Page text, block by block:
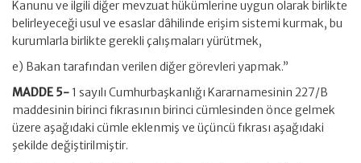
Kanunu ve ilgili diğer mevzuat hükümlerine uygun olarak birlikte
belirleyeceği usul ve esaslar dâhilinde erişim sistemi kurmak, bu
kurumlarla birlikte gerekli çalışmaları yürütmek,
e) Bakan tarafından verilen diğer görevleri yapmak.”
MADDE 5- 1 sayılı Cumhurbaşkanlığı Kararnamesinin 227/B
maddesinin birinci fıkrasının birinci cümlesinden önce gelmek
üzere aşağıdaki cümle eklenmiş ve üçüncü fıkrası aşağıdaki
şekilde değiştirilmiştir.